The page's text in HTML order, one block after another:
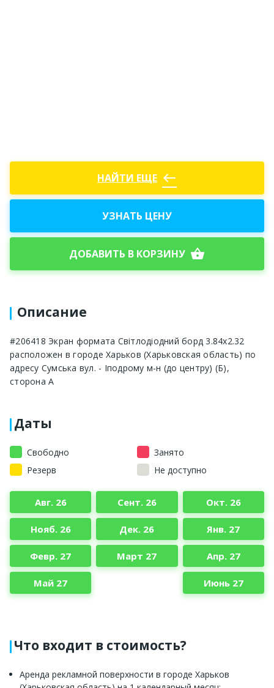
НАЙТИ ЕЩЕ west
УЗНАТЬ ЦЕНУ
ДОБАВИТЬ В КОРЗИНУ shopping_basket
Описание
#206418 Экран формата Світлодіодний борд 3.84х2.32
расположен в городе Харьков (Харьковская область) по
адресу Сумська вул. - Іподрому м-н (до центру) (Б),
сторона А
Даты
Свободно
Занято
Резерв
Не доступно
Авг. 26 Сент. 26 Окт. 26
Нояб. 26 Дек. 26 Янв. 27
Февр. 27 Март 27 Апр. 27
Май 27 Июнь 27
Что входит в стоимость?
Аренда рекламной поверхности в городе Харьков